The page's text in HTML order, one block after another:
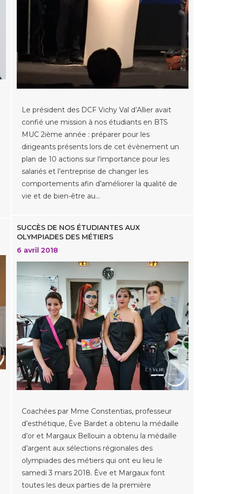
Le président des DCF Vichy Val d’Allier avait
confié une mission à nos étudiants en BTS
MUC 2ième année : préparer pour les
dirigeants présents lors de cet évènement un
plan de 10 actions sur l’importance pour les
salariés et l’entreprise de changer les
comportements afin d’améliorer la qualité de
vie et de bien-être au…
SUCCÈS DE NOS ÉTUDIANTES AUX
OLYMPIADES DES MÉTIERS
6 avril 2018
Coachées par Mme Constentias, professeur
d’esthétique, Ève Bardet a obtenu la médaille
d’or et Margaux Bellouin a obtenu la médaille
d’argent aux sélections régionales des
olympiades des métiers qui ont eu lieu le
samedi 3 mars 2018. Ève et Margaux font
toutes les deux parties de la première